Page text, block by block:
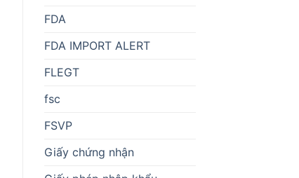
FDA
FDA IMPORT ALERT
FLEGT
fsc
FSVP
Giấy chứng nhận